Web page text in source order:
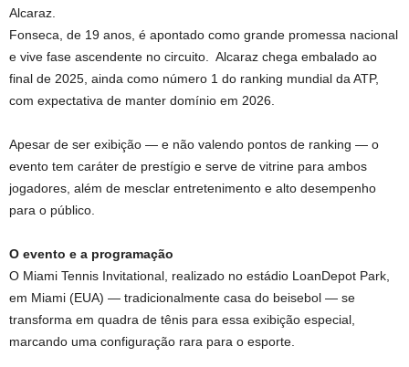
Alcaraz.
Fonseca, de 19 anos, é apontado como grande promessa nacional
e vive fase ascendente no circuito. Alcaraz chega embalado ao
final de 2025, ainda como número 1 do ranking mundial da ATP,
com expectativa de manter domínio em 2026.
Apesar de ser exibição — e não valendo pontos de ranking — o
evento tem caráter de prestígio e serve de vitrine para ambos
jogadores, além de mesclar entretenimento e alto desempenho
para o público.
O evento e a programação
O Miami Tennis Invitational, realizado no estádio LoanDepot Park,
em Miami (EUA) — tradicionalmente casa do beisebol — se
transforma em quadra de tênis para essa exibição especial,
marcando uma configuração rara para o esporte.